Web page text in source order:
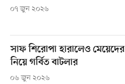
০৭ জুন ২০২৬
সাফ শিরোপা হারালেও মেয়েদের
নিয়ে গর্বিত বাটলার
০৬ জুন ২০২৬